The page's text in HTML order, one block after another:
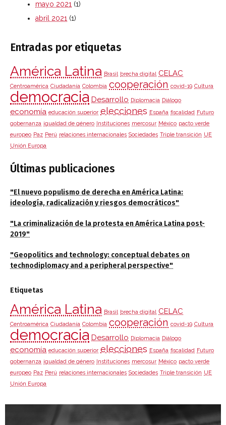
mayo 2021 (1)
abril 2021 (1)
Entradas por etiquetas
América Latina Brasil brecha digital CELAC
Centroamérica Ciudadanía Colombia cooperación covid-19 Cultura
democracia Desarrollo Diplomacia Diálogo
economía educación superior elecciones España fiscalidad Futuro
gobernanza igualdad de género Instituciones mercosur México pacto verde
europeo Paz Perú relaciones internacionales Sociedades Triple transición UE
Unión Europa
Últimas publicaciones
"El nuevo populismo de derecha en América Latina:
ideología, radicalización y riesgos democráticos"
"La criminalización de la protesta en América Latina post-
2019"
"Geopolitics and technology: conceptual debates on
technodiplomacy and a peripheral perspective"
Etiquetas
América Latina Brasil brecha digital CELAC
Centroamérica Ciudadanía Colombia cooperación covid-19 Cultura
democracia Desarrollo Diplomacia Diálogo
economía educación superior elecciones España fiscalidad Futuro
gobernanza igualdad de género Instituciones mercosur México pacto verde
europeo Paz Perú relaciones internacionales Sociedades Triple transición UE
Unión Europa